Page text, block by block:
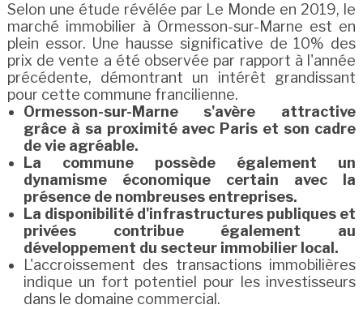
Selon une étude révélée par Le Monde en 2019, le
marché immobilier à Ormesson-sur-Marne est en
plein essor. Une hausse significative de 10% des
prix de vente a été observée par rapport à l'année
précédente, démontrant un intérêt grandissant
pour cette commune francilienne.
Ormesson-sur-Marne s'avère attractive
grâce à sa proximité avec Paris et son cadre
de vie agréable.
La commune possède également un
dynamisme économique certain avec la
présence de nombreuses entreprises.
La disponibilité d'infrastructures publiques et
privées contribue également au
développement du secteur immobilier local.
L'accroissement des transactions immobilières
indique un fort potentiel pour les investisseurs
dans le domaine commercial.